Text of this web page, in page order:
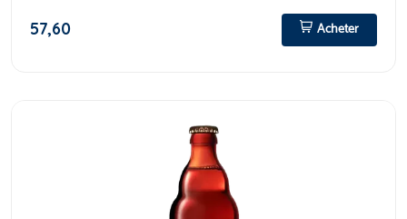
57,60
Acheter